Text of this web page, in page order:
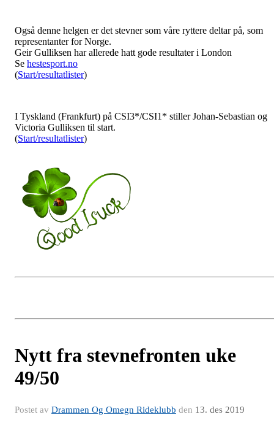
Også denne helgen er det stevner som våre ryttere deltar på, som
representanter for Norge.
Geir Gulliksen har allerede hatt gode resultater i London
Se hestesport.no
(Start/resultatlister)
I Tyskland (Frankfurt) på CSI3*/CSI1* stiller Johan-Sebastian og
Victoria Gulliksen til start.
(Start/resultatlister)
Nytt fra stevnefronten uke
49/50
Postet av Drammen Og Omegn Rideklubb den 13. des 2019